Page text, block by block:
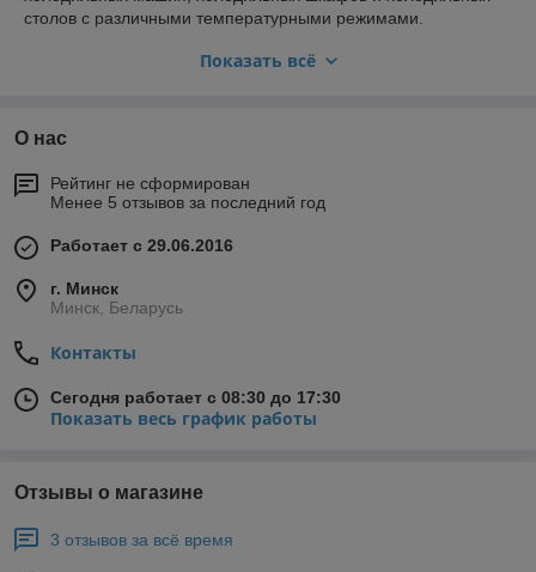
столов с различными температурными режимами.
Продажа торгово-холодильного оборудования производится
с Доставкой по всей Беларуси.
Показать всё
О нас
Рейтинг не сформирован
Менее 5 отзывов за последний год
Работает с 29.06.2016
г. Минск
Минск, Беларусь
Контакты
Сегодня работает с 08:30 до 17:30
Показать весь график работы
Отзывы о магазине
3 отзывов за всё время